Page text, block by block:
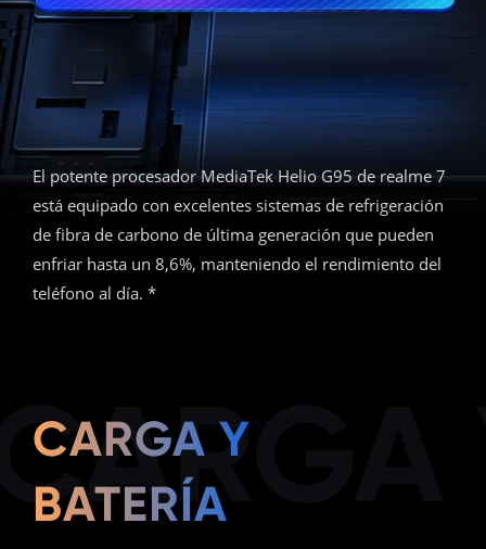
El potente procesador MediaTek Helio G95 de realme 7
está equipado con excelentes sistemas de refrigeración
de fibra de carbono de última generación que pueden
enfriar hasta un 8,6%, manteniendo el rendimiento del
teléfono al día. *
CARGA Y
BATERÍA